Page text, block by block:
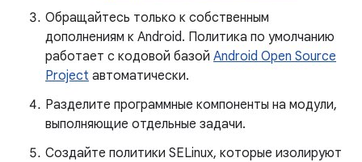
Обращайтесь только к собственным
дополнениям к Android. Политика по умолчанию
работает с кодовой базой Android Open Source
Project автоматически.
Разделите программные компоненты на модули,
выполняющие отдельные задачи.
Создайте политики SELinux, которые изолируют